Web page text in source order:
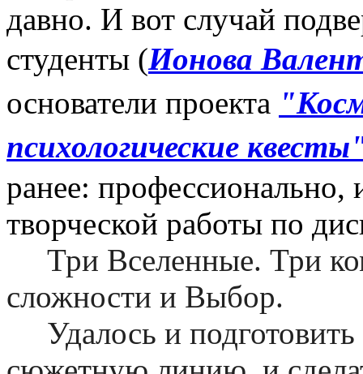
давно. И вот случай
студенты (Ионова
основатели проекта
психологические
ранее: профессионально,
творческой работы по
Три Вселенные. Три
сложности и Выбор.
Удалось и подготовить